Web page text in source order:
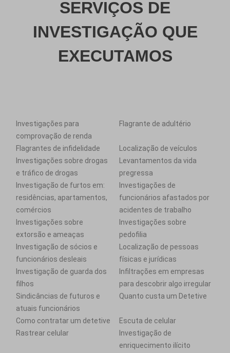
SERVIÇOS DE
INVESTIGAÇÃO QUE
EXECUTAMOS
Investigações para
comprovação de renda
Flagrante de adultério
Flagrantes de infidelidade
Localização de veículos
Investigações sobre drogas
e tráfico de drogas
Levantamentos da vida
pregressa
Investigação de furtos em:
residências, apartamentos,
comércios
Investigações de
funcionários afastados por
acidentes de trabalho
Investigações sobre
extorsão e ameaças
Investigações sobre
pedofilia
Investigação de sócios e
funcionários desleais
Localização de pessoas
físicas e jurídicas
Investigação de guarda dos
filhos
Infiltrações em empresas
para descobrir algo irregular
Sindicâncias de futuros e
atuais funcionários
Quanto custa um Detetive
Como contratar um detetive
Escuta de celular
Rastrear celular
Investigação de
enriquecimento ilícito